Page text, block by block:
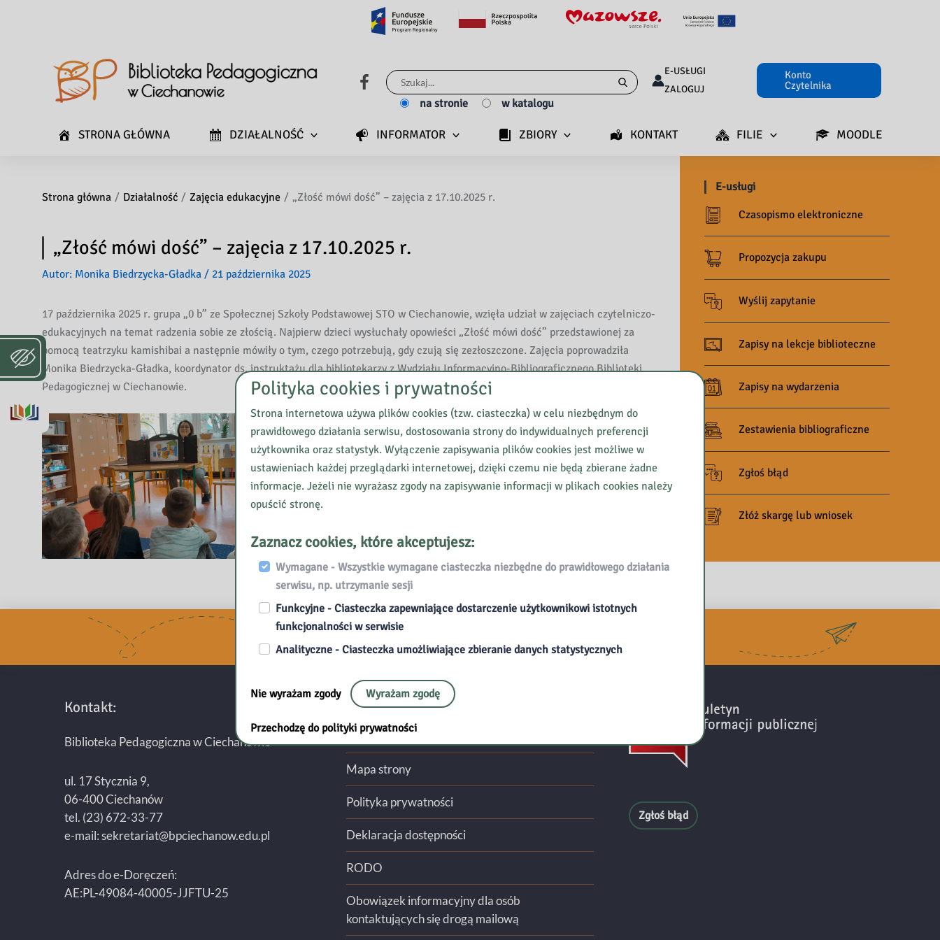
Szukaj
dla:
na stronie w katalogu
E-USŁUGI
ZALOGUJ
Konto
Czytelnika
STRONA GŁÓWNA DZIAŁALNOŚĆ INFORMATOR ZBIORY KONTAKT FILIE MOODLE
Strona główna Działalność Zajęcia edukacyjne „Złość mówi dość” – zajęcia z 17.10.2025 r.
„Złość mówi dość” – zajęcia z 17.10.2025 r.
Autor: Monika Biedrzycka-Gładka / 21 października 2025
17 października 2025 r. grupa „0 b” ze Społecznej Szkoły Podstawowej STO w Ciechanowie, wzięła udział w zajęciach czytelniczo-
edukacyjnych na temat radzenia sobie ze złością. Najpierw dzieci wysłuchały opowieści „Złość mówi dość” przedstawionej za
pomocą teatrzyku kamishibai a następnie mówiły o tym, czego potrzebują, gdy czują się zezłoszczone. Zajęcia poprowadziła
Monika Biedrzycka-Gładka, koordynator ds. instruktażu dla bibliotekarzy z Wydziału Informacyjno-Bibliograficznego Biblioteki
Pedagogicznej w Ciechanowie.
E-usługi
Czasopismo elektroniczne
Propozycja zakupu
Wyślij zapytanie
Zapisy na lekcje biblioteczne
Zapisy na wydarzenia
Zestawienia bibliograficzne
Zgłoś błąd
Złóż skargę lub wniosek
Zapisz się do naszego
Kontakt:
Biblioteka Pedagogiczna w Ciechanowie
ul. 17 Stycznia 9,
06-400 Ciechanów
tel. (23) 672-33-77
e-mail: sekretariat@bpciechanow.edu.pl
Adres do e-Doręczeń:
AE:PL-49084-40005-JJFTU-25
Przydatne linki:
Filie
Mapa strony
Polityka prywatności
Deklaracja dostępności
RODO
Obowiązek informacyjny dla osób
kontaktujących się drogą mailową
Zgłoś błąd
Polityka cookies i prywatności
Strona internetowa używa plików cookies (tzw. ciasteczka) w celu niezbędnym do
prawidłowego działania serwisu, dostosowania strony do indywidualnych preferencji
użytkownika oraz statystyk. Wyłączenie zapisywania plików cookies jest możliwe w
ustawieniach każdej przeglądarki internetowej, dzięki czemu nie będą zbierane żadne
informacje. Jeżeli nie wyrażasz zgody na zapisywanie informacji w plikach cookies należy
opuścić stronę.
Zaznacz cookies, które akceptujesz:
Wymagane - Wszystkie wymagane ciasteczka niezbędne do prawidłowego działania
serwisu, np. utrzymanie sesji
Funkcyjne - Ciasteczka zapewniające dostarczenie użytkownikowi istotnych
funkcjonalności w serwisie
Analityczne - Ciasteczka umożliwiające zbieranie danych statystycznych
Nie wyrażam zgody Wyrażam zgodę
Przechodzę do polityki prywatności